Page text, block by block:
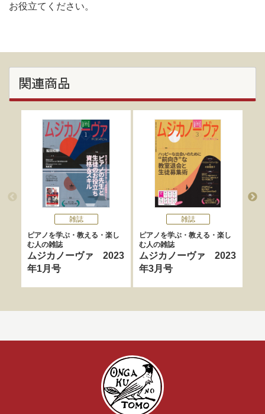
お役立てください。
関連商品
雑誌
ピアノを学ぶ・教える・楽し
む人の雑誌
ムジカノーヴァ 2023
年1月号
雑誌
ピアノを学ぶ・教える・楽し
む人の雑誌
ムジカノーヴァ 2023
年3月号